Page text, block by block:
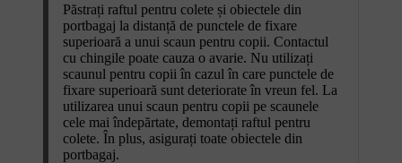
Păstrați raftul pentru colete și obiectele din
portbagaj la distanță de punctele de fixare
superioară a unui scaun pentru copii. Contactul
cu chingile poate cauza o avarie. Nu utilizați
scaunul pentru copii în cazul în care punctele de
fixare superioară sunt deteriorate în vreun fel. La
utilizarea unui scaun pentru copii pe scaunele
cele mai îndepărtate, demontați raftul pentru
colete. În plus, asigurați toate obiectele din
portbagaj.